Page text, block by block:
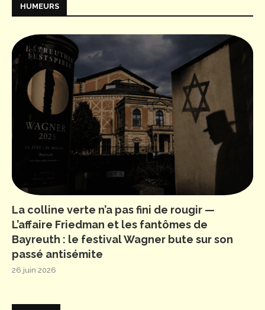
HUMEURS
La colline verte n’a pas fini de rougir —
L’affaire Friedman et les fantômes de
Bayreuth : le festival Wagner bute sur son
passé antisémite
26 juin 2026